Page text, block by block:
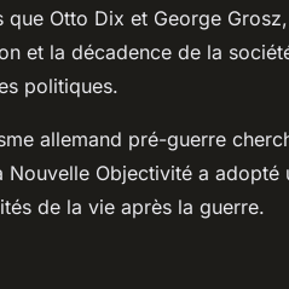
que Otto Dix et George
et la décadence de la
politiques.
allemand pré-guerre
Nouvelle Objectivité a
de la vie après la guerre.